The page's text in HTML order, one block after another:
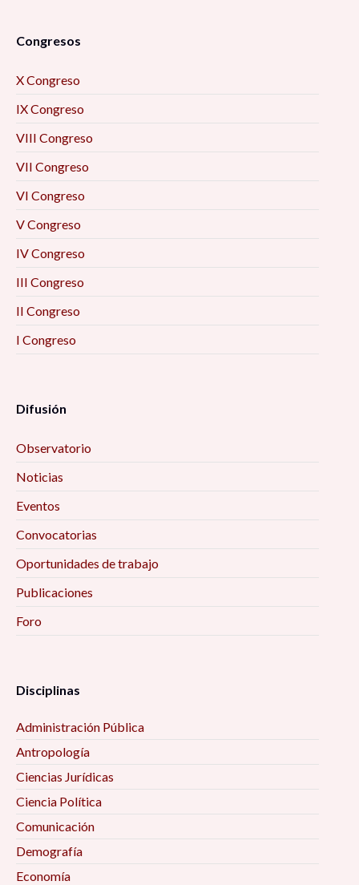
Congresos
X Congreso
IX Congreso
VIII Congreso
VII Congreso
VI Congreso
V Congreso
IV Congreso
III Congreso
II Congreso
I Congreso
Difusión
Observatorio
Noticias
Eventos
Convocatorias
Oportunidades de trabajo
Publicaciones
Foro
Disciplinas
Administración Pública
Antropología
Ciencias Jurídicas
Ciencia Política
Comunicación
Demografía
Economía